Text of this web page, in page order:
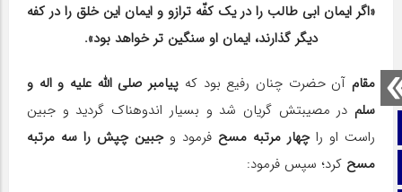
صفحه نخست
تماس با ما
«اگر ایمان ابی طالب را در یک کفّه ترازو و ایمان این خلق را در کفه
دیگر گذارند، ایمان او سنگین تر خواهد بود».
مقامآن حضرت چنان رفیع بود که پیامبر صلی الله علیه و اله و
سلم در مصیبتش گریان شد و بسیار اندوهناک گردید و جبین
راست او راچهار مرتبه مسح فرمود وجبین چپش را سه مرتبه
مسح کرد؛ سپس فرمود: